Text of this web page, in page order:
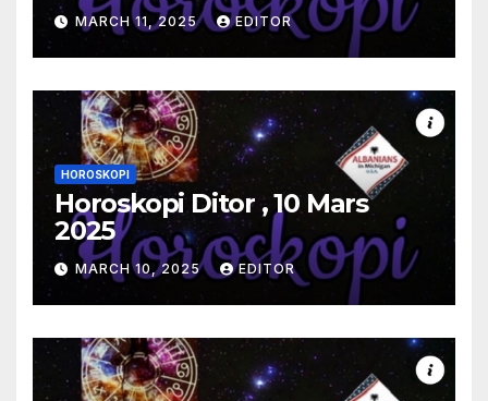
MARCH 11, 2025 EDITOR
HOROSKOPI
Horoskopi Ditor , 10 Mars
2025
MARCH 10, 2025 EDITOR